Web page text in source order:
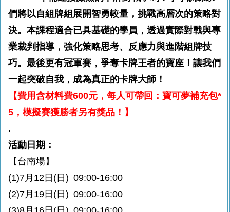
們將以自組牌組展開智勇較量，挑戰高層次的策略對
決。本課程適合已具基礎的學員，透過實際對戰與專
業裁判指導，強化策略思考、反應力與進階組牌技
巧。最後更有冠軍賽，爭奪卡牌王者的寶座！ 讓我們
一起突破自我，成為真正的卡牌大師！
【費用含材料費600元，每人可帶回：寶可夢補充包*
5，模擬賽獲勝者另有獎品！】
.
活動日期：
【台南場】
(1)7月12日(日) 09:00-16:00
(2)7月19日(日) 09:00-16:00